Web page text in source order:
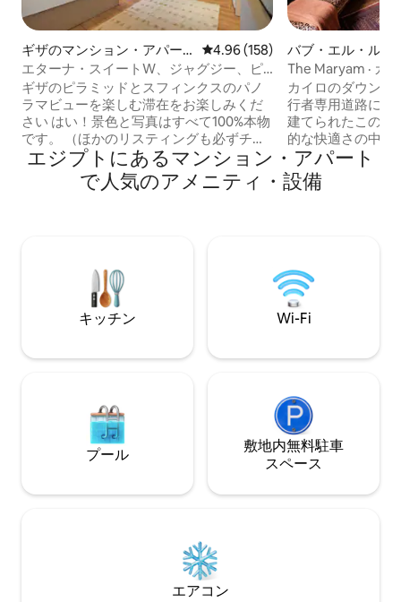
ギザのマンション・アパー
ト
レビュー158件、5つ星中4.96つ
4.96 (158)
エターナ・スイートW、ジャグジー、ピ
ラミッドビュー、バルコニー
ギザのピラミッドとスフィンクスのパノ
ラマビューを楽しむ滞在をお楽しみくだ
さい はい！景色と写真はすべて100%本物
です。 （ほかのリスティングも必ずチェ
ックしてください）この現代的なオリエ
ンタルスタジオ内のどこからでも、また
はジャグジーでリラックスしている間
をチェックしてください！ 私たちは、ゲ
ストにふさわしい魔法のようなおもてな
しを提供するために全力で取り組んでい
バブ・エル・ルー
ョン・アパート
The Maryam · カ
る旧世界の魅力
カイロのダウンタ
行者専用道路に面
建てられたこの魅
的な快適さの中で
う。 アンティーク、ヴィンテージ、手作
りの家具、テキス
洗練された調和を
ン、ダイニングス
ク、広々としたバ
屋外に面した小さ
す。
エジプトにあるマンション・アパート
で人気のアメニティ・設備
キッチン Wi-Fi
プール
敷地内無料駐⁠車
ス⁠ペ⁠ー⁠ス
エアコン